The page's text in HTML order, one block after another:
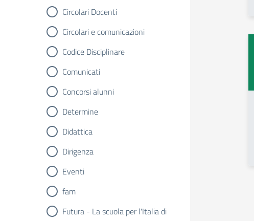
Circolari Docenti
Circolari e comunicazioni
Codice Disciplinare
Comunicati
Concorsi alunni
Determine
Didattica
Dirigenza
Eventi
fam
Futura - La scuola per l'Italia di